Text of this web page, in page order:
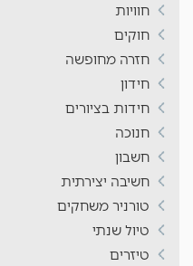
חוויות
חוקים
חזרה מחופשה
חידון
חידות בציורים
חנוכה
חשבון
חשיבה יצירתית
טורניר משחקים
טיול שנתי
טיזרים